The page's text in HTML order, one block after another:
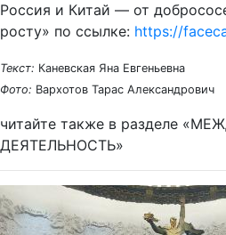
Россия и Китай — от
росту» по ссылке: https://
Текст: Каневская Яна Евгеньевна
Фото: Вархотов Тарас Александрович
читайте также в разделе
ДЕЯТЕЛЬНОСТЬ»